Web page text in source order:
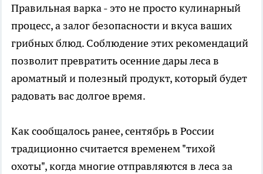
Правильная варка - это не просто кулинарный
процесс, а залог безопасности и вкуса ваших
грибных блюд. Соблюдение этих рекомендаций
позволит превратить осенние дары леса в
ароматный и полезный продукт, который будет
радовать вас долгое время.
Как сообщалось ранее, сентябрь в России
традиционно считается временем "тихой
охоты", когда многие отправляются в леса за